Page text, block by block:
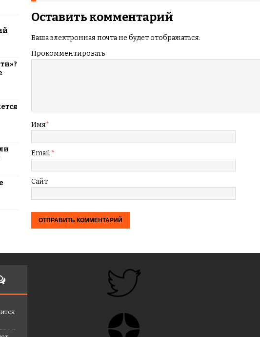
Оставить комментарий
Ваша электронная почта не будет отображаться.
Прокомментировать
Имя*
Email *
Сайт